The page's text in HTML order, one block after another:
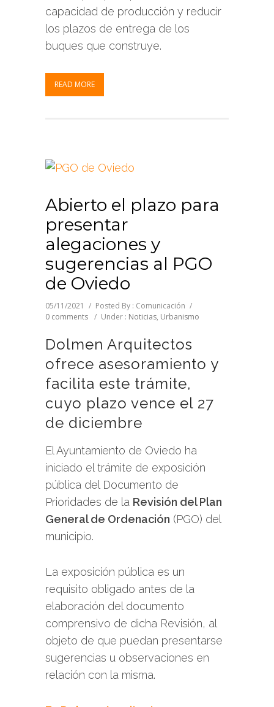
capacidad de producción y reducir
los plazos de entrega de los
buques que construye.
READ MORE
Abierto el plazo para
presentar
alegaciones y
sugerencias al PGO
de Oviedo
05/11/2021 / Posted By : Comunicación /
0 comments / Under : Noticias, Urbanismo
Dolmen Arquitectos
ofrece asesoramiento y
facilita este trámite,
cuyo plazo vence el 27
de diciembre
El Ayuntamiento de Oviedo ha
iniciado el trámite de exposición
pública del Documento de
Prioridades de la Revisión del Plan
General de Ordenación (PGO) del
municipio.
La exposición pública es un
requisito obligado antes de la
elaboración del documento
comprensivo de dicha Revisión, al
objeto de que puedan presentarse
sugerencias u observaciones en
relación con la misma.